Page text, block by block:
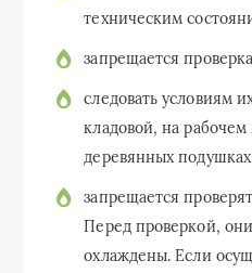
техническим
запрещается
следовать условиям
кладовой, на
деревянных
запрещается
Перед проверкой,
охлаждены. Если